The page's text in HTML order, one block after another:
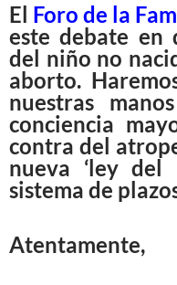
El Foro de la
este debate en
del niño no
aborto.
nuestras
conciencia
contra del
nueva ‘ley del
sistema de
Atentamente,